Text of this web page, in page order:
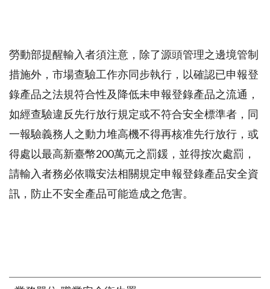
勞動部提醒輸入者須注意，除了源頭管理之邊境管制
措施外，市場查驗工作亦同步執行，以確認已申報登
錄產品之法規符合性及降低未申報登錄產品之流通，
如經查驗違反先行放行規定或不符合安全標準者，同
一報驗義務人之動力堆高機不得再核准先行放行，或
得處以最高新臺幣200萬元之罰鍰，並得按次處罰，
請輸入者務必依職安法相關規定申報登錄產品安全資
訊，防止不安全產品可能造成之危害。